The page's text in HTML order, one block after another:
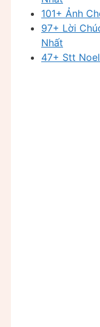
101+ Ảnh
97+ Lời
Nhất
47+ Stt